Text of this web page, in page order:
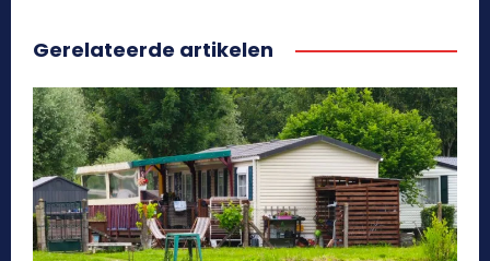
Gerelateerde artikelen